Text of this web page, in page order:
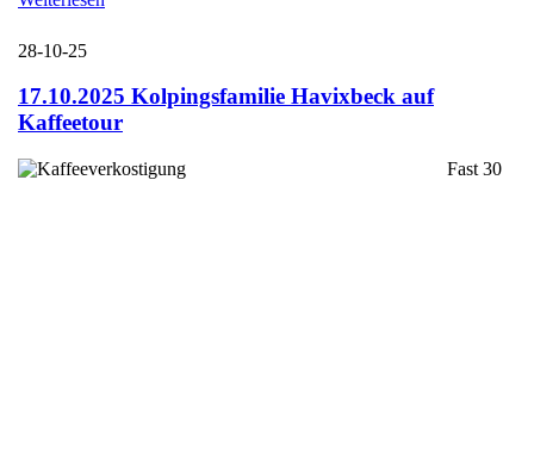
28-10-25
17.10.2025 Kolpingsfamilie Havixbeck auf
Kaffeetour
Fast 30